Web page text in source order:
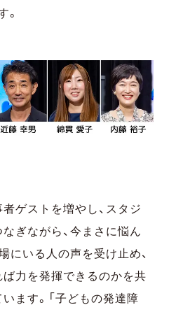
。
ゲストを増やし、スタジ
ぎながら、今まさに悩ん
にいる人の声を受け止め、
力を発揮できるのかを共
ます。「子どもの発達障